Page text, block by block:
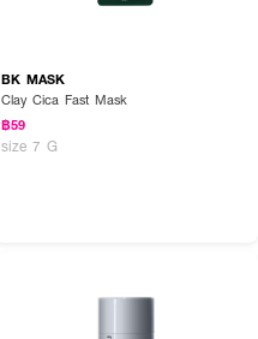
BK MASK
Clay Cica Fast Mask
฿59
size 7 G